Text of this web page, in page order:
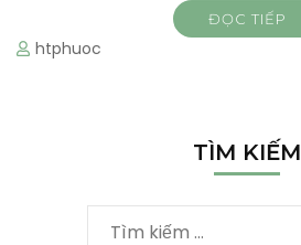
ĐỌC TIẾP
htphuoc
TÌM KIẾM
Tìm